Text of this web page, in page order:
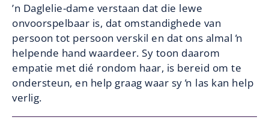
’n Daglelie-dame verstaan dat die lewe
onvoorspelbaar is, dat omstandighede van
persoon tot persoon verskil en dat ons almal ŉ
helpende hand waardeer. Sy toon daarom
empatie met dié rondom haar, is bereid om te
ondersteun, en help graag waar sy ŉ las kan help
verlig.